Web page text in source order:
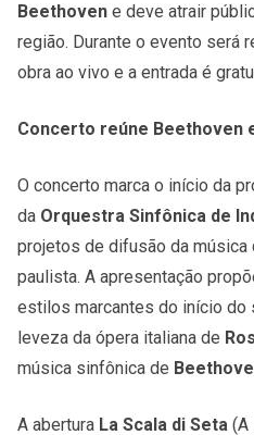
Beethoven e deve atrair
região. Durante o evento será
obra ao vivo e a entrada é
Concerto reúne Beethoven
O concerto marca o início da
da Orquestra Sinfônica de
projetos de difusão da
paulista. A apresentação
estilos marcantes do início do
leveza da ópera italiana de
música sinfônica de
A abertura La Scala di Seta (A